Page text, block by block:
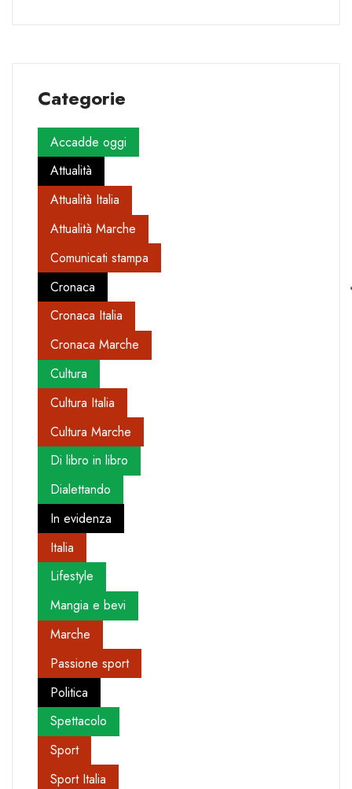
Categorie
Accadde oggi
Attualità
Attualità Italia
Attualità Marche
Comunicati stampa
Cronaca
Cronaca Italia
Cronaca Marche
Cultura
Cultura Italia
Cultura Marche
Di libro in libro
Dialettando
In evidenza
Italia
Lifestyle
Mangia e bevi
Marche
Passione sport
Politica
Spettacolo
Sport
Sport Italia